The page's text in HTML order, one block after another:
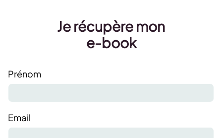
Je récupère mon
e-book
Prénom
Email